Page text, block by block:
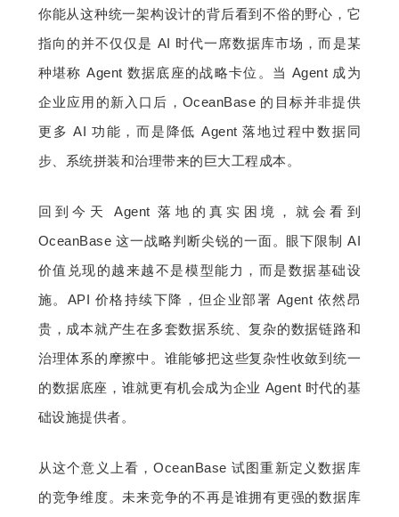
你能从这种统一架构设计的背后看到不俗的野心，它
指向的并不仅仅是 AI 时代一席数据库市场，而是某
种堪称 Agent 数据底座的战略卡位。当 Agent 成为
企业应用的新入口后，OceanBase 的目标并非提供
更多 AI 功能，而是降低 Agent 落地过程中数据同
步、系统拼装和治理带来的巨大工程成本。
回到今天 Agent 落地的真实困境，就会看到
OceanBase 这一战略判断尖锐的一面。眼下限制 AI
价值兑现的越来越不是模型能力，而是数据基础设
施。API 价格持续下降，但企业部署 Agent 依然昂
贵，成本就产生在多套数据系统、复杂的数据链路和
治理体系的摩擦中。谁能够把这些复杂性收敛到统一
的数据底座，谁就更有机会成为企业 Agent 时代的基
础设施提供者。
从这个意义上看，OceanBase 试图重新定义数据库
的竞争维度。未来竞争的不再是谁拥有更强的数据库